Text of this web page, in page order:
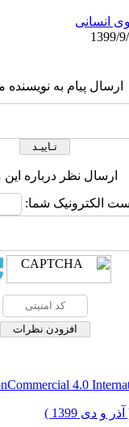
انسانی
ارسال پیام به
ارسال نظر درباره این
الکترونیک شما:
4.0